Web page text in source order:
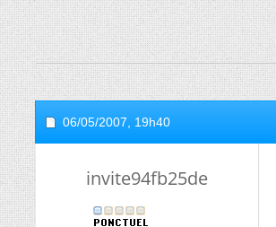
06/05/2007, 19h40
invite94fb25de